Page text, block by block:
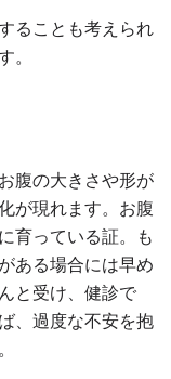
ることも考えられ
。
腹の大きさや形が
が現れます。お腹
育っている証。も
ある場合には早め
と受け、健診で
、過度な不安を抱